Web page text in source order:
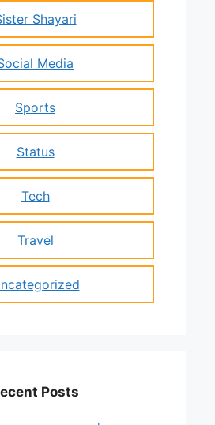
Shayari
Media
Sports
Status
Tech
Travel
Posts